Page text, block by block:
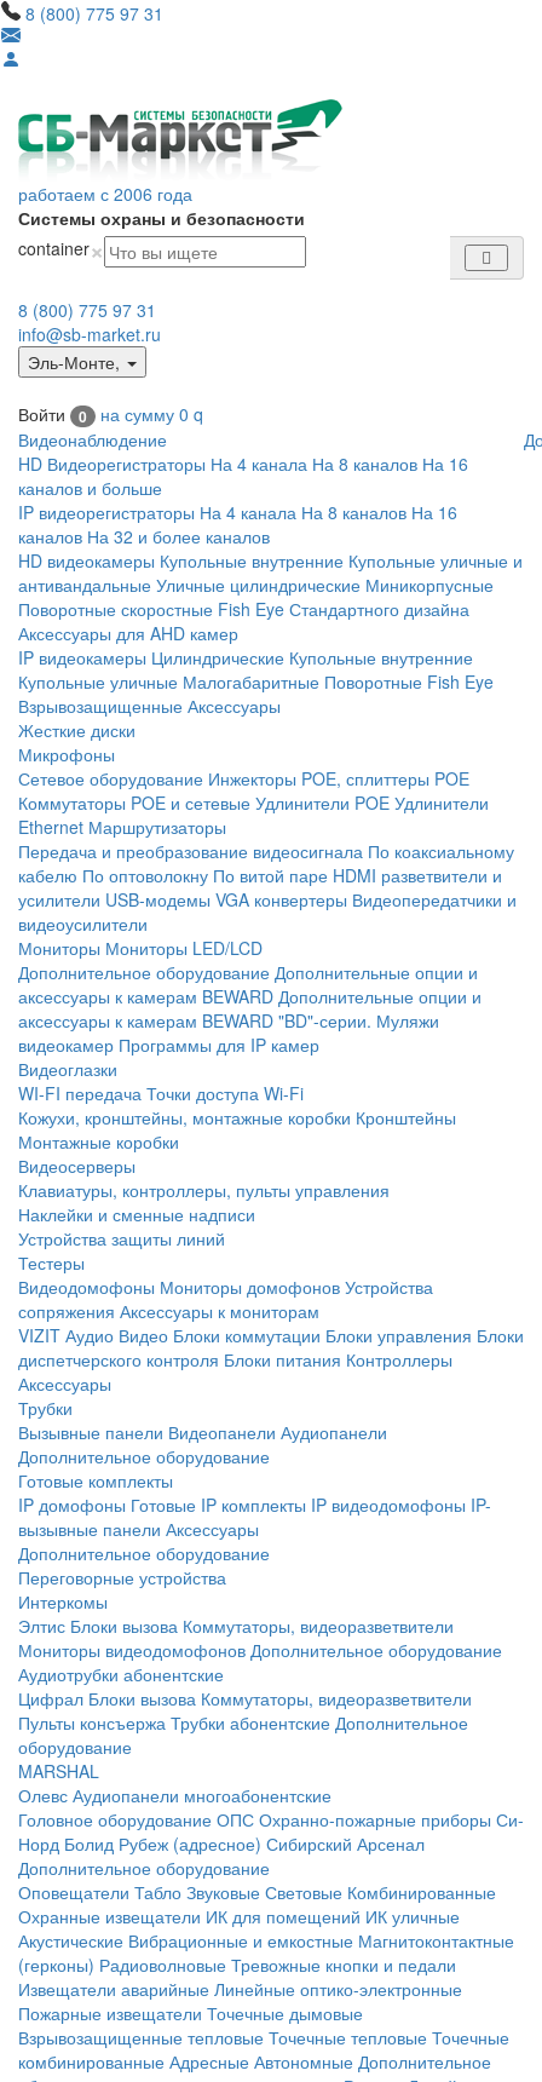
8 (800) 775 97 31
работаем с 2006 года
Системы охраны и безопасности
container×
8 (800) 775 97 31
info@sb-market.ru
Эль-Монте,
Войти 0 на сумму 0 q
Видеонаблюдение
HD Видеорегистраторы На 4 канала На 8 каналов На 16
каналов и больше
IP видеорегистраторы На 4 канала На 8 каналов На 16
каналов На 32 и более каналов
HD видеокамеры Купольные внутренние Купольные уличные и
антивандальные Уличные цилиндрические Миникорпусные
Поворотные скоростные Fish Eye Стандартного дизайна
Аксессуары для AHD камер
IP видеокамеры Цилиндрические Купольные внутренние
Купольные уличные Малогабаритные Поворотные Fish Eye
Взрывозащищенные Аксессуары
Жесткие диски
Микрофоны
Сетевое оборудование Инжекторы POE, сплиттеры POE
Коммутаторы POE и сетевые Удлинители POE Удлинители
Ethernet Маршрутизаторы
Передача и преобразование видеосигнала По коаксиальному
кабелю По оптоволокну По витой паре HDMI разветвители и
усилители USB-модемы VGA конвертеры Видеопередатчики и
видеоусилители
Мониторы Мониторы LED/LCD
Дополнительное оборудование Дополнительные опции и
аксессуары к камерам BEWARD Дополнительные опции и
аксессуары к камерам BEWARD "BD"-серии. Муляжи
видеокамер Программы для IP камер
Видеоглазки
WI-FI передача Точки доступа Wi-Fi
Кожухи, кронштейны, монтажные коробки Кронштейны
Монтажные коробки
Видеосерверы
Клавиатуры, контроллеры, пульты управления
Наклейки и сменные надписи
Устройства защиты линий
Тестеры
Видеодомофоны Мониторы домофонов Устройства
сопряжения Аксессуары к мониторам
VIZIT Аудио Видео Блоки коммутации Блоки управления Блоки
диспетчерского контроля Блоки питания Контроллеры
Аксессуары
Трубки
Вызывные панели Видеопанели Аудиопанели
Дополнительное оборудование
Готовые комплекты
IP домофоны Готовые IP комплекты IP видеодомофоны IP-
вызывные панели Аксессуары
Дополнительное оборудование
Переговорные устройства
Интеркомы
Элтис Блоки вызова Коммутаторы, видеоразветвители
Мониторы видеодомофонов Дополнительное оборудование
Аудиотрубки абонентские
Цифрал Блоки вызова Коммутаторы, видеоразветвители
Пульты консъержа Трубки абонентские Дополнительное
оборудование
MARSHAL
Олевс Аудиопанели многоабонентские
Головное оборудование ОПС Охранно-пожарные приборы Си-
Норд Болид Рубеж (адресное) Сибирский Арсенал
Дополнительное оборудование
Оповещатели Табло Звуковые Световые Комбинированные
Охранные извещатели ИК для помещений ИК уличные
Акустические Вибрационные и емкостные Магнитоконтактные
(герконы) Радиоволновые Тревожные кнопки и педали
Извещатели аварийные Линейные оптико-электронные
Пожарные извещатели Точечные дымовые
Взрывозащищенные тепловые Точечные тепловые Точечные
комбинированные Адресные Автономные Дополнительное